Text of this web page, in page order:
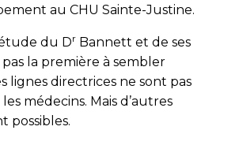
au CHU Sainte-Justine.
du Dr Bannett et de ses
la première à sembler
lignes directrices ne sont pas
médecins. Mais d’autres
possibles.